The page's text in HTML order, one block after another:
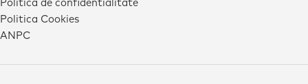
Politica Cookies
ANPC